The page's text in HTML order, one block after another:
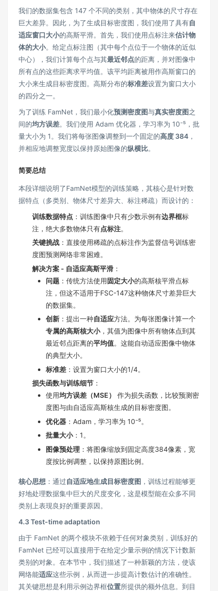
我们的数据集包含 147 个不同的类别，其中物体的尺寸存在
巨大差异。因此，为了生成目标密度图，我们使用了具有自
适应窗口大小的高斯平滑。首先，我们使用点标注来估计物
体的大小。给定点标注图（其中每个点位于一个物体的近似
中心），我们计算每个点与其最近邻点的距离，并对图像中
所有点的这些距离求平均值。该平均距离被用作高斯窗口的
大小来生成目标密度图。高斯分布的标准差设置为窗口大小
的四分之一。
为了训练 FamNet，我们最小化预测密度图与真实密度图之
间的均方误差。我们使用 Adam 优化器，学习率为 10⁻⁵，批
量大小为 1。我们将每张图像调整到一个固定的高度 384 ，
并相应地调整宽度以保持原始图像的纵横比。
简要总结
本段详细说明了FamNet模型的训练策略，其核心是针对数
据特点（多类别、物体尺寸差异大、标注稀疏）而设计的：
训练数据特点 ：训练图像中只有少数示例有边界框标
注，绝大多数物体只有点标注。
关键挑战 ：直接使用稀疏的点标注作为监督信号训练密
度图预测网络非常困难。
解决方案 - 自适应高斯平滑 ：
问题 ：传统方法使用固定大小的高斯核平滑点标
注，但这不适用于FSC-147这种物体尺寸差异巨大
的数据集。
创新 ：提出一种自适应方法。为每张图像计算一个
专属的高斯核大小，其值为图像中所有物体点到其
最近邻点距离的平均值。这能自动适应图像中物体
的典型大小。
标准差 ：设置为窗口大小的1/4。
损失函数与训练细节 ：
使用均方误差（MSE）
作为损失函数，比较预测密
度图与由自适应高斯核生成的目标密度图。
优化器 ：Adam，学习率为 10⁻⁵。
批量大小：1。
图像预处理 ：将图像缩放到固定高度384像素，宽
度按比例调整，以保持原图比例。
核心思想 ：通过自适应地生成目标密度图 ，训练过程能够更
好地处理数据集中巨大的尺度变化，这是模型能在众多不同
类别上表现良好的重要原因。
4.3 Test-time adaptation
由于 FamNet 的两个模块不依赖于任何对象类别，训练好的
FamNet 已经可以直接用于在给定少量示例的情况下计数新
类别的对象。在本节中，我们描述了一种新颖的方法，使该
网络能适应这些示例，从而进一步提高计数估计的准确性。
其关键思想是利用示例边界框位置所提供的额外信息。到目